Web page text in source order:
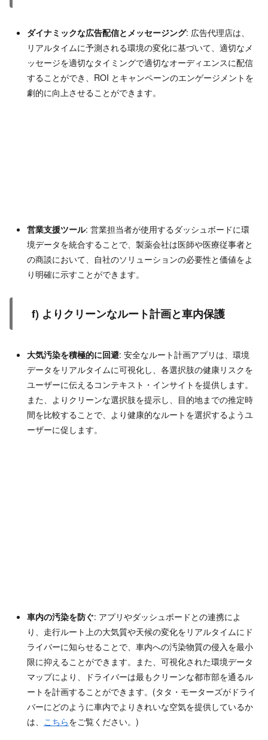
ダイナミックな広告配信とメッセージング: 広告代理店は、
リアルタイムに予測される環境の変化に基づいて、適切なメ
ッセージを適切なタイミングで適切なオーディエンスに配信
することができ、ROI とキャンペーンのエンゲージメントを
劇的に向上させることができます。
営業支援ツール: 営業担当者が使用するダッシュボードに環
境データを統合することで、製薬会社は医師や医療従事者と
の商談において、自社のソリューションの必要性と価値をよ
り明確に示すことができます。
f) よりクリーンなルート計画と車内保護
大気汚染を積極的に回避: 安全なルート計画アプリは、環境
データをリアルタイムに可視化し、各選択肢の健康リスクを
ユーザーに伝えるコンテキスト・インサイトを提供します。
また、よりクリーンな選択肢を提示し、目的地までの推定時
間を比較することで、より健康的なルートを選択するようユ
ーザーに促します。
車内の汚染を防ぐ: アプリやダッシュボードとの連携によ
り、走行ルート上の大気質や天候の変化をリアルタイムにド
ライバーに知らせることで、車内への汚染物質の侵入を最小
限に抑えることができます。また、可視化された環境データ
マップにより、ドライバーは最もクリーンな都市部を通るル
ートを計画することができます。(タタ・モーターズがドライ
バーにどのように車内でよりきれいな空気を提供しているか
は、 こちらをご覧ください。)